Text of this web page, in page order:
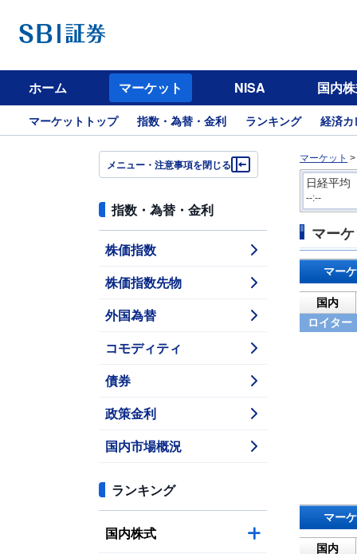
ホーム マーケット NISA 国内
マーケットトップ 指数・為替・金利 ランキング 経済
メニュー・注意事項を閉じる
指数・為替・金利
株価指数
株価指数先物
外国為替
コモディティ
債券
政策金利
国内市場概況
ランキング
国内株式
マーケット >
日経平均
--:--
マー
マー
国内
ロイター
マー
国内